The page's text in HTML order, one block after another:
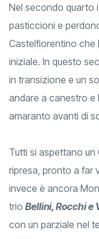
Nel secondo quarto
pasticcioni e
Castelfiorentino che
iniziale. In questo
in transizione e un
andare a canestro e
amaranto avanti di
Tutti si aspettano
ripresa, pronto a far
invece è ancora
trio Bellini, Rocchi e
con un parziale nel